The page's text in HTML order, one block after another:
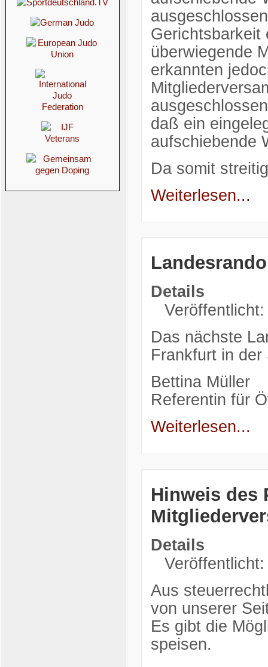
Gerichtsbarkeit
überwiegende
erkannten
daß ein
aufschiebende
Da somit
Weiterlesen...
Details
Das nächste
Frankfurt in
Bettina Müller
Referentin für
Weiterlesen...
Hinweis des
Details
Aus
von unserer
Es gibt die
speisen.